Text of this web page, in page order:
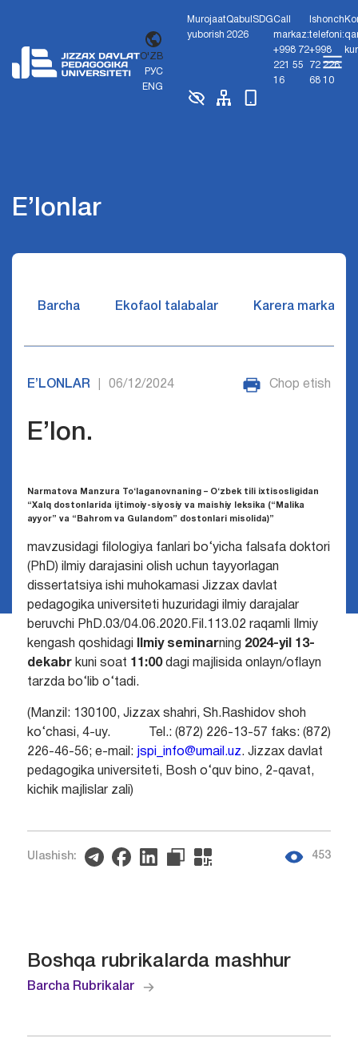
O'ZB
РУС
ENG
Murojaat
yuborish
Qabul
2026
SDGCall
markaz:
+998 72
221 55
16
Ishonch
telefoni:
+998
72 226
68 10
E’lonlar
Barcha Ekofaol talabalar Karera markazi
E’LONLAR 06/12/2024 Chop etish
E’lon.
Narmatova Manzura To‘laganovnaning – O‘zbek tili ixtisosligidan
“Xalq dostonlarida ijtimoiy-siyosiy va maishiy leksika (“Malika
ayyor” va “Bahrom va Gulandom” dostonlari misolida)”
mavzusidagi filologiya fanlari bo‘yicha falsafa doktori
(PhD) ilmiy darajasini olish uchun tayyorlagan
dissertatsiya ishi muhokamasi Jizzax davlat
pedagogika universiteti huzuridagi ilmiy darajalar
beruvchi PhD.03/04.06.2020.Fil.113.02 raqamli Ilmiy
kengash qoshidagi
Ilmiy seminarning 2024-yil 13-
dekabrkuni soat 11:00dagi majlisida onlayn/oflayn
tarzda bo‘lib o‘tadi.
(Manzil: 130100, Jizzax shahri, Sh.Rashidov shoh
ko‘chasi, 4-uy. Tel.: (872) 226-13-57 faks: (872)
226-46-56; e-mail: jspi_info@umail.uz. Jizzax davlat
pedagogika universiteti, Bosh o‘quv bino, 2-qavat,
kichik majlislar zali)
Ulashish: 453
Boshqa rubrikalarda mashhur
Barcha Rubrikalar